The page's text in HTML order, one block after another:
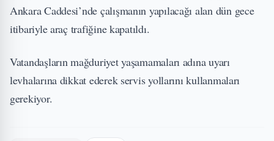
Ankara Caddesi’nde çalışmanın yapılacağı alan dün gece
itibariyle araç trafiğine kapatıldı.
Vatandaşların mağduriyet yaşamamaları adına uyarı
levhalarına dikkat ederek servis yollarını kullanmaları
gerekiyor.